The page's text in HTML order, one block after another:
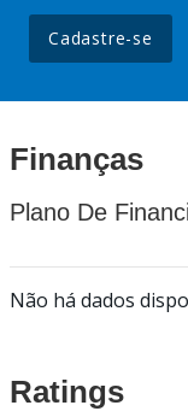
Cadastre-se
Finanças
Plano De
Não há dados
Ratings